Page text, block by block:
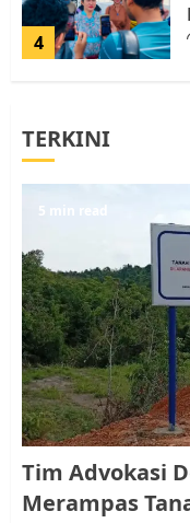
4
5
1
TERKINI
5 min read
Tim Advokasi
Merampas